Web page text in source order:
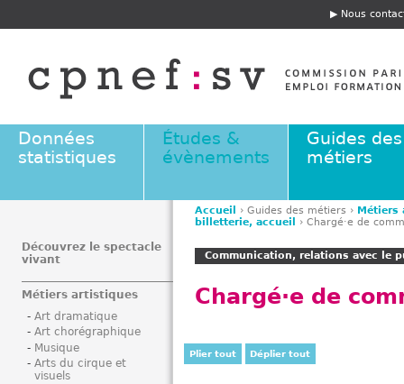
E
t
ê
e
Nous
Données
statistiques
Études &
évènements
Guides des
métiers
V
o
u
s
ê
e
s
Accueil › Guides des métiers ›
billetterie, accueil
› Chargé·e de
Communication, relations avec le
Chargé·e de
Plier tout Déplier tout
Découvrez le spectacle
vivant
Métiers artistiques
Art dramatique
Art chorégraphique
Musique
Arts du cirque et
visuels